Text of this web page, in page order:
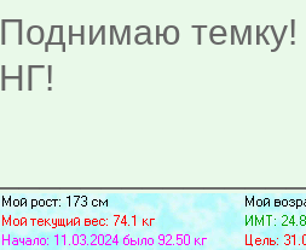
Поднимаю темку!
НГ!